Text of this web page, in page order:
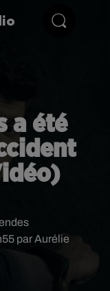
a été
par Aurélie